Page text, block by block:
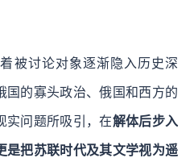
被讨论对象逐渐隐入历史深
国的寡头政治、俄国和西方的
实问题所吸引，在解体后步入
是把苏联时代及其文学视为遥